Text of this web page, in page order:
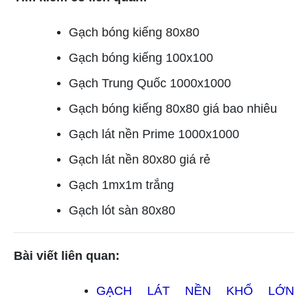
Gạch bóng kiếng 80x80
Gạch bóng kiếng 100x100
Gạch Trung Quốc 1000x1000
Gạch bóng kiếng 80x80 giá bao nhiêu
Gạch lát nền Prime 1000x1000
Gạch lát nền 80x80 giá rẻ
Gạch 1mx1m trắng
Gạch lót sàn 80x80
Bài viết liên quan:
GẠCH LÁT NỀN KHỔ LỚN